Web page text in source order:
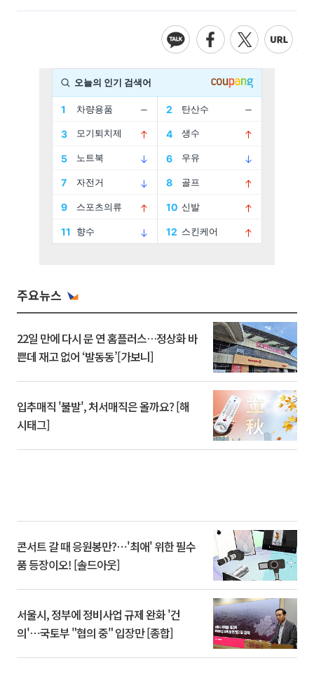
주요뉴스
22일 만에 다시 문 연 홈플러스…정상화 바
쁜데 재고 없어 ‘발동동’[가보니]
입추매직 '불발', 처서매직은 올까요? [해
시태그]
콘서트 갈 때 응원봉만?⋯'최애' 위한 필수
품 등장이오! [솔드아웃]
서울시, 정부에 정비사업 규제 완화 '건
의'⋯국토부 "협의 중" 입장만 [종합]